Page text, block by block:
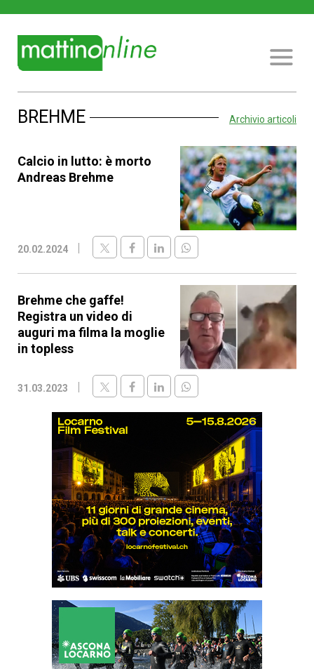
BREHME Archivio articoli
Calcio in lutto: è morto
Andreas Brehme
20.02.2024
Brehme che gaffe!
Registra un video di
auguri ma filma la moglie
in topless
31.03.2023